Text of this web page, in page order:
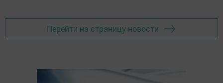
Перейти на страницу новости